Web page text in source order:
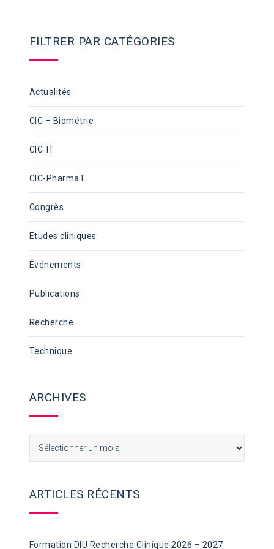
FILTRER PAR CATÉGORIES
Actualités
CIC – Biométrie
CIC-IT
CIC-PharmaT
Congrès
Etudes cliniques
Événements
Publications
Recherche
Technique
ARCHIVES
ARTICLES RÉCENTS
Formation DIU Recherche Clinique 2026 – 2027